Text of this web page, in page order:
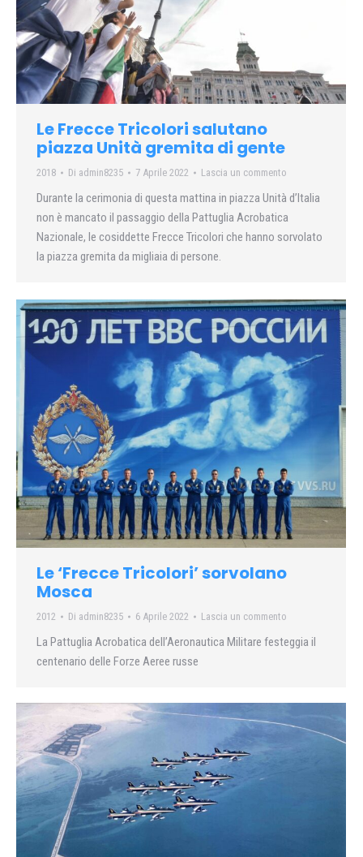
Le Frecce Tricolori salutano
piazza Unità gremita di gente
2018 Di admin8235 7 Aprile 2022 Lascia un commento
Durante la cerimonia di questa mattina in piazza Unità d’Italia
non è mancato il passaggio della Pattuglia Acrobatica
Nazionale, le cosiddette Frecce Tricolori che hanno sorvolato
la piazza gremita da migliaia di persone.
Le ‘Frecce Tricolori’ sorvolano
Mosca
2012 Di admin8235 6 Aprile 2022 Lascia un commento
La Pattuglia Acrobatica dell’Aeronautica Militare festeggia il
centenario delle Forze Aeree russe